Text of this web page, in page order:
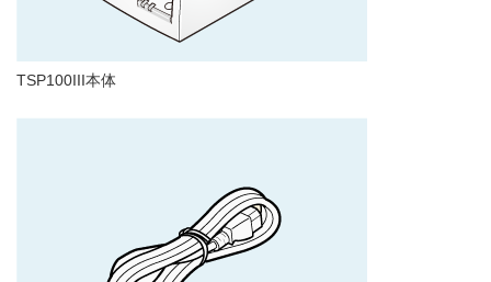
TSP100III本体